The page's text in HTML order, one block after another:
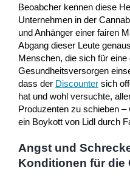
Beoabcher kennen diese
Unternehmen in der
und Anhänger einer fairen
Abgang dieser Leute
Menschen, die sich für eine
Gesundheitsversorgen
dass der Discounter sich
hat und wohl versuchte,
Produzenten zu schieben
ein Boykott von Lidl durch
Angst und
Konditionen für die